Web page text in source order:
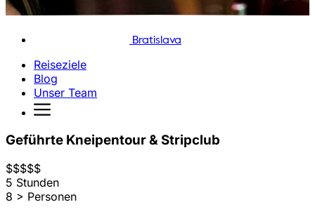
Bratislava
Reiseziele
Blog
Unser Team
Geführte Kneipentour & Stripclub
$$$$$
5 Stunden
8 > Personen